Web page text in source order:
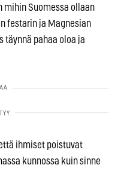
mihin Suomessa ollaan
festarin ja Magnesian
täynnä pahaa oloa ja
ihmiset poistuvat
kunnossa kuin sinne